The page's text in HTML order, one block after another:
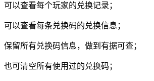
可以查看每个玩家的兑换记录；
可以查看每条兑换码的兑换信息；
保留所有兑换码信息，做到有据可查；
也可清空所有使用过的兑换码；